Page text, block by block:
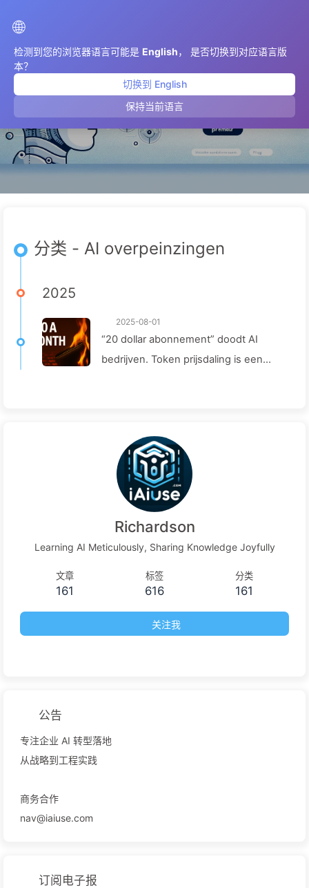
🌐
检测到您的浏览器语言可能是 English， 是否切换到对应语言版
本？
切换到 English
保持当前语言
AI overpeinzingen
分类 - AI overpeinzingen
2025
2025-08-01
“20 dollar abonnement” doodt AI
bedrijven. Token prijsdaling is een
Richardson
Learning AI Meticulously, Sharing Knowledge Joyfully
文章
161
标签
616
分类
161
关注我
公告
专注企业 AI 转型落地
从战略到工程实践
商务合作
nav@iaiuse.com
订阅电子报